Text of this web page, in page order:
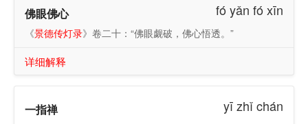
佛眼佛心 fó yǎn fó xīn
《景德传灯录》卷二十：“佛眼觑破，佛心悟透。”
详细解释
一指禅 yī zhǐ chán